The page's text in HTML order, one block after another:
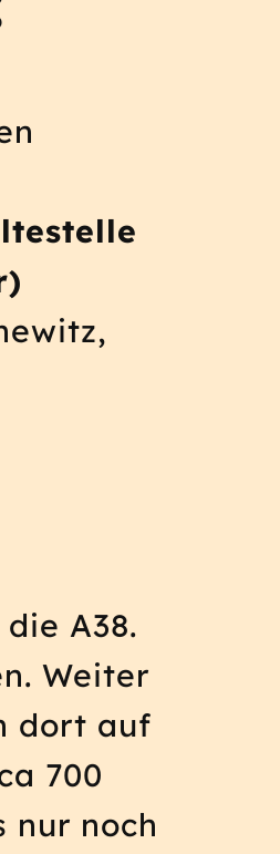
A38.
Weiter
dort auf
700
nur noch